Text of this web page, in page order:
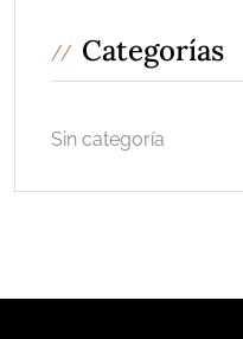
Categorías
Sin categoría